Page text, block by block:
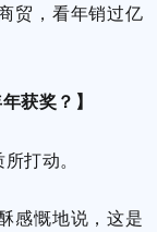
贸，看年销过亿
获奖？】
打动。
感慨地说，这是